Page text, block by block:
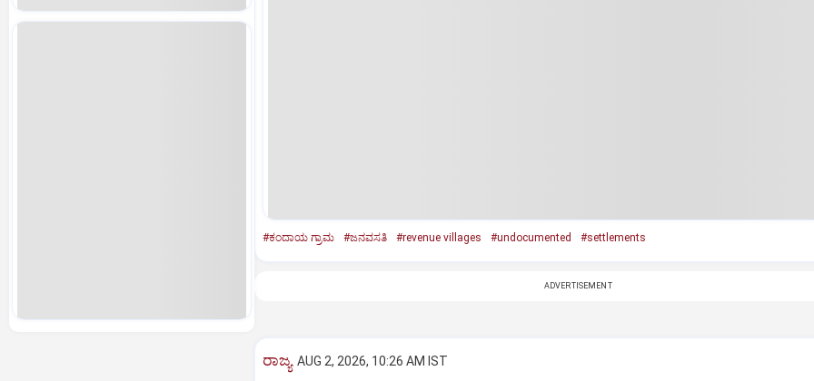
#ಕಂದಾಯ ಗ್ರಾಮ #ಜನವಸತಿ #revenue villages #undocumented #settlements
ADVERTISEMENT
ರಾಜ್ಯ AUG 2, 2026, 10:26 AM IST